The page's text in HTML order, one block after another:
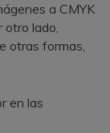
a CMYK
otro lado,
otras formas,
en las